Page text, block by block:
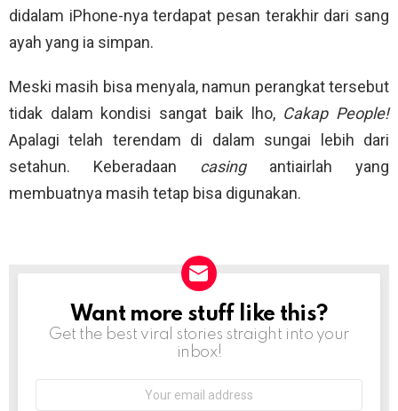
didalam iPhone-nya terdapat pesan terakhir dari sang
ayah yang ia simpan.
Meski masih bisa menyala, namun perangkat tersebut
tidak dalam kondisi sangat baik lho, Cakap People!
Apalagi telah terendam di dalam sungai lebih dari
setahun. Keberadaan casingantiairlah yang
membuatnya masih tetap bisa digunakan.
NEWSLETTER
Want more stuff like this?
Get the best viral stories straight into your
inbox!